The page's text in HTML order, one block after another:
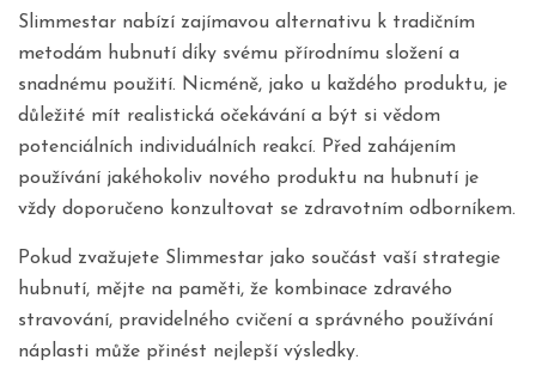
Slimmestar nabízí zajímavou alternativu k tradičním
metodám hubnutí díky svému přírodnímu složení a
snadnému použití. Nicméně, jako u každého produktu, je
důležité mít realistická očekávání a být si vědom
potenciálních individuálních reakcí. Před zahájením
používání jakéhokoliv nového produktu na hubnutí je
vždy doporučeno konzultovat se zdravotním odborníkem.
Pokud zvažujete Slimmestar jako součást vaší strategie
hubnutí, mějte na paměti, že kombinace zdravého
stravování, pravidelného cvičení a správného používání
náplasti může přinést nejlepší výsledky.